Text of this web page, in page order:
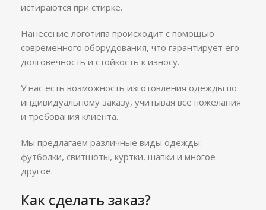
истираются при стирке.
Нанесение логотипа происходит с помощью
современного оборудования, что гарантирует его
долговечность и стойкость к износу.
У нас есть возможность изготовления одежды по
индивидуальному заказу, учитывая все пожелания
и требования клиента.
Мы предлагаем различные виды одежды:
футболки, свитшоты, куртки, шапки и многое
другое.
Как сделать заказ?